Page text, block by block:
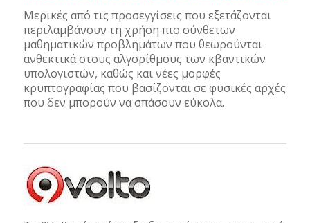
Μερικές από τις προσεγγίσεις που εξετάζονται
περιλαμβάνουν τη χρήση πιο σύνθετων
μαθηματικών προβλημάτων που θεωρούνται
ανθεκτικά στους αλγορίθμους των κβαντικών
υπολογιστών, καθώς και νέες μορφές
κρυπτογραφίας που βασίζονται σε φυσικές αρχές
που δεν μπορούν να σπάσουν εύκολα.